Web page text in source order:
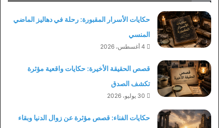
حكايات الأسرار المقبورة: رحلة في دهاليز الماضي
المنسي
4 أغسطس، 2026
قصص الحقيقة الأخيرة: حكايات واقعية مؤثرة
تكشف الصدق
30 يوليو، 2026
حكايات الفناء: قصص مؤثرة عن زوال الدنيا وبقاء